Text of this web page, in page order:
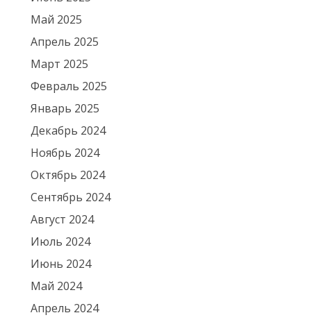
Май 2025
Апрель 2025
Март 2025
Февраль 2025
Январь 2025
Декабрь 2024
Ноябрь 2024
Октябрь 2024
Сентябрь 2024
Август 2024
Июль 2024
Июнь 2024
Май 2024
Апрель 2024